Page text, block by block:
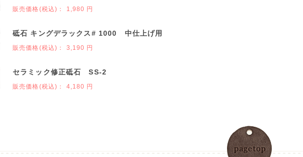
販売価格(税込)： 1,980 円
砥石 キングデラックス# 1000 中仕上げ用
販売価格(税込)： 3,190 円
セラミック修正砥石 SS-2
販売価格(税込)： 4,180 円